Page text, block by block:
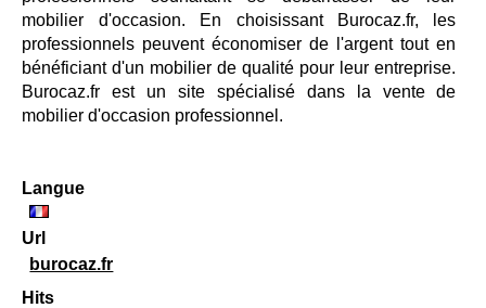
mobilier d'occasion. En choisissant Burocaz.fr, les
professionnels peuvent économiser de l'argent tout en
bénéficiant d'un mobilier de qualité pour leur entreprise.
Burocaz.fr est un site spécialisé dans la vente de
mobilier d'occasion professionnel.
Langue
Url
burocaz.fr
Hits